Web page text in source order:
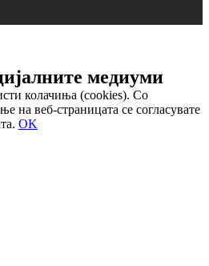
медиуми
колачиња (cookies). Со
на веб-страницата се согласувате
OK